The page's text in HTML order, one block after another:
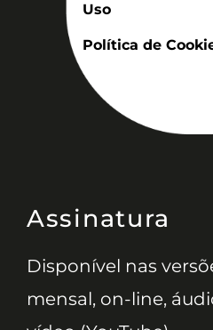
Uso
Política de
Assinatura
Disponível nas
mensal, on-line,